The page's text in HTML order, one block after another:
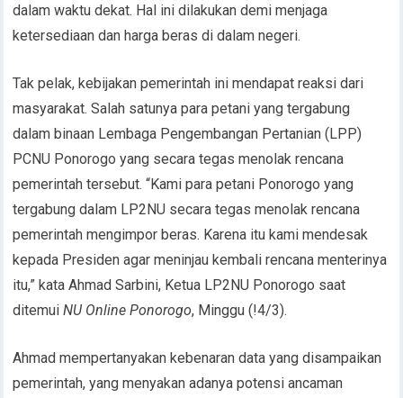
dalam waktu dekat. Hal ini dilakukan demi menjaga
ketersediaan dan harga beras di dalam negeri.
Tak pelak, kebijakan pemerintah ini mendapat reaksi dari
masyarakat. Salah satunya para petani yang tergabung
dalam binaan Lembaga Pengembangan Pertanian (LPP)
PCNU Ponorogo yang secara tegas menolak rencana
pemerintah tersebut. “Kami para petani Ponorogo yang
tergabung dalam LP2NU secara tegas menolak rencana
pemerintah mengimpor beras. Karena itu kami mendesak
kepada Presiden agar meninjau kembali rencana menterinya
itu,” kata Ahmad Sarbini, Ketua LP2NU Ponorogo saat
ditemuiNU Online Ponorogo, Minggu (!4/3).
Ahmad mempertanyakan kebenaran data yang disampaikan
pemerintah, yang menyakan adanya potensi ancaman